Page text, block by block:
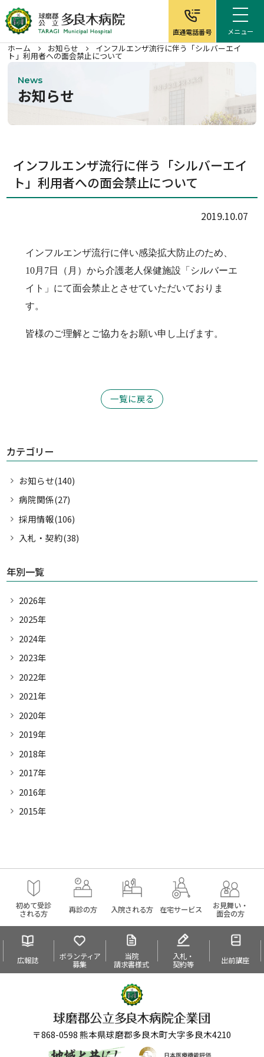
ホーム お知らせ インフルエンザ流行に伴う「シルバーエイ
ト」利用者への面会禁止について
News
お知らせ
インフルエンザ流行に伴う「シルバーエイ
ト」利用者への面会禁止について
2019.10.07
インフルエンザ流行に伴い感染拡大防止のため、
10月7日（月）から介護老人保健施設「シルバーエ
イト」にて面会禁止とさせていただいておりま
す。
皆様のご理解とご協力をお願い申し上げます。
一覧に戻る
カテゴリー
お知らせ(140)
病院関係(27)
採用情報(106)
入札・契約(38)
年別一覧
2026年
2025年
2024年
2023年
2022年
2021年
2020年
2019年
2018年
2017年
2016年
2015年
初めて受診
される方 再診の方 入院される方 在宅サービス お見舞い・
面会の方
広報誌 ボランティア
募集
当院
請求書様式
入札・
契約等 出前講座
〒868-0598 熊本県球磨郡多良木町大字多良木4210
直通電話番号 メニュー
外来案内
在宅サービス
診療科・部門案内
医療関係・一般の方へ
個人情報保護方針